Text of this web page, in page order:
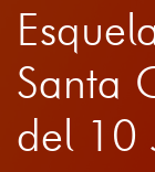
Santa
del 10